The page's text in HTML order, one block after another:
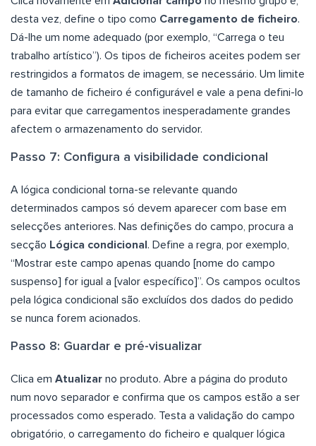
desta vez, define o tipo como Carregamento de ficheiro.
Dá-lhe um nome adequado (por exemplo, “Carrega o teu
trabalho artístico”). Os tipos de ficheiros aceites podem ser
restringidos a formatos de imagem, se necessário. Um limite
de tamanho de ficheiro é configurável e vale a pena defini-lo
para evitar que carregamentos inesperadamente grandes
afectem o armazenamento do servidor.
Passo 7: Configura a visibilidade condicional
A lógica condicional torna-se relevante quando
determinados campos só devem aparecer com base em
selecções anteriores. Nas definições do campo, procura a
secção Lógica condicional . Define a regra, por exemplo,
“Mostrar este campo apenas quando [nome do campo
suspenso] for igual a [valor específico]”. Os campos ocultos
pela lógica condicional são excluídos dos dados do pedido
se nunca forem acionados.
Passo 8: Guardar e pré-visualizar
Clica em Atualizar no produto. Abre a página do produto
num novo separador e confirma que os campos estão a ser
processados como esperado. Testa a validação do campo
obrigatório, o carregamento do ficheiro e qualquer lógica